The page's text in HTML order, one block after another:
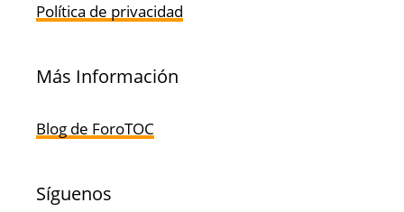
Política de privacidad
Más Información
Blog de ForoTOC
Síguenos